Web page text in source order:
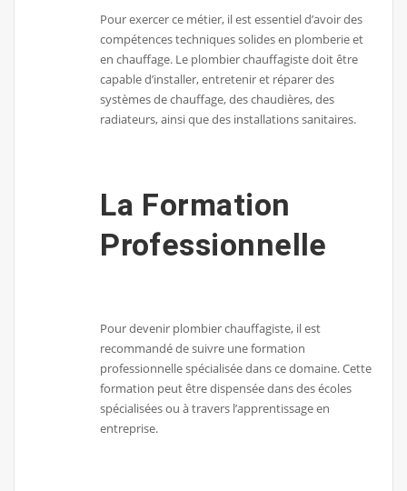
Pour exercer ce métier, il est essentiel d’avoir des
compétences techniques solides en plomberie et
en chauffage. Le plombier chauffagiste doit être
capable d’installer, entretenir et réparer des
systèmes de chauffage, des chaudières, des
radiateurs, ainsi que des installations sanitaires.
La Formation
Professionnelle
Pour devenir plombier chauffagiste, il est
recommandé de suivre une formation
professionnelle spécialisée dans ce domaine. Cette
formation peut être dispensée dans des écoles
spécialisées ou à travers l’apprentissage en
entreprise.